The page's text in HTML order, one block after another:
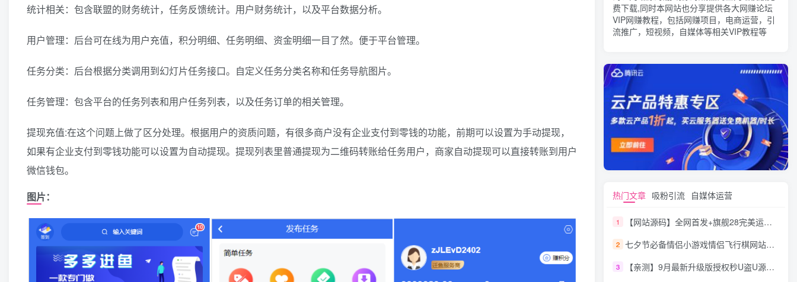
统计相关：包含联盟的财务统计，任务反馈统计。用户财务统计，以及平台数据分析。
用户管理：后台可在线为用户充值，积分明细、任务明细、资金明细一目了然。便于平台管理。
任务分类：后台根据分类调用到幻灯片任务接口。自定义任务分类名称和任务导航图片。
任务管理：包含平台的任务列表和用户任务列表，以及任务订单的相关管理。
提现充值:在这个问题上做了区分处理。根据用户的资质问题，有很多商户没有企业支付到零钱的功能，前期可以设置为手动提现，
如果有企业支付到零钱功能可以设置为自动提现。提现列表里普通提现为二维码转账给任务用户，商家自动提现可以直接转账到用户
微信钱包。
图片：
费下载,同时本网站也分享提供各大网赚论坛
VIP网赚教程，包括网赚项目，电商运营，引
流推广，短视频，自媒体等相关VIP教程等
热门文章 吸粉引流 自媒体运营
1 【网站源码】全网首发+旗舰28完美运营Java版高仿28圈+彩种丰富+机器人+眯牌
2 七夕节必备情侣小游戏情侣飞行棋网站源码
3 【亲测】9月最新升级版授权秒U盗U源码/四链盗U源码/自带提币接口